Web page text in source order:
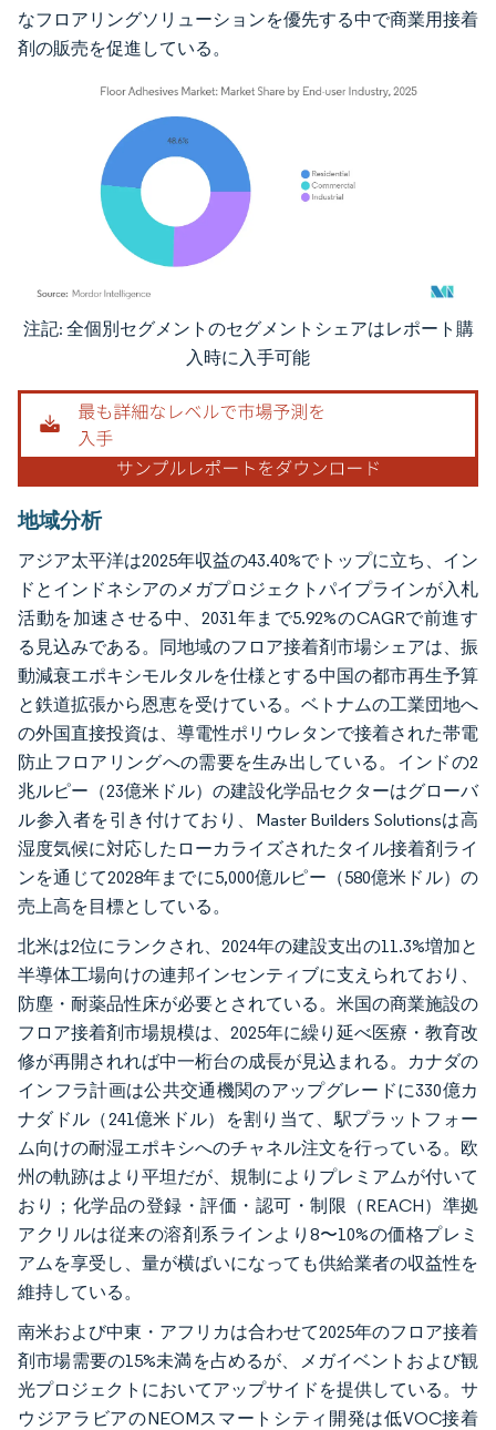
なフロアリングソリューションを優先する中で商業用接着
剤の販売を促進している。
画像 © Mordor Intelligence。再利用にはCC BY 4.0の表示が必要です。
注記: 全個別セグメントのセグメントシェアはレポート購
入時に入手可能
地域分析
アジア太平洋は2025年収益の43.40%でトップに立ち、イン
ドとインドネシアのメガプロジェクトパイプラインが入札
活動を加速させる中、2031年まで5.92%のCAGRで前進す
る見込みである。同地域のフロア接着剤市場シェアは、振
動減衰エポキシモルタルを仕様とする中国の都市再生予算
と鉄道拡張から恩恵を受けている。ベトナムの工業団地へ
の外国直接投資は、導電性ポリウレタンで接着された帯電
防止フロアリングへの需要を生み出している。インドの2
兆ルピー（23億米ドル）の建設化学品セクターはグローバ
ル参入者を引き付けており、Master Builders Solutionsは高
湿度気候に対応したローカライズされたタイル接着剤ライ
ンを通じて2028年までに5,000億ルピー（580億米ドル）の
売上高を目標としている。
北米は2位にランクされ、2024年の建設支出の11.3%増加と
半導体工場向けの連邦インセンティブに支えられており、
防塵・耐薬品性床が必要とされている。米国の商業施設の
フロア接着剤市場規模は、2025年に繰り延べ医療・教育改
修が再開されれば中一桁台の成長が見込まれる。カナダの
インフラ計画は公共交通機関のアップグレードに330億カ
ナダドル（241億米ドル）を割り当て、駅プラットフォー
ム向けの耐湿エポキシへのチャネル注文を行っている。欧
州の軌跡はより平坦だが、規制によりプレミアムが付いて
おり；化学品の登録・評価・認可・制限（REACH）準拠
アクリルは従来の溶剤系ラインより8〜10%の価格プレミ
アムを享受し、量が横ばいになっても供給業者の収益性を
維持している。
南米および中東・アフリカは合わせて2025年のフロア接着
剤市場需要の15%未満を占めるが、メガイベントおよび観
光プロジェクトにおいてアップサイドを提供している。サ
ウジアラビアのNEOMスマートシティ開発は低VOC接着